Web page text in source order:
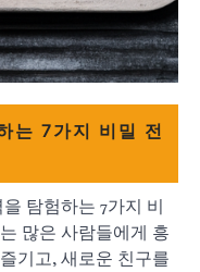
는 7가지 비밀 전
탐험하는 7가지 비
많은 사람들에게 흥
기고, 새로운 친구를